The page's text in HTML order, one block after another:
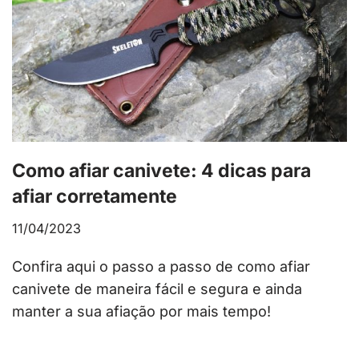
Como afiar canivete: 4 dicas para
afiar corretamente
11/04/2023
Confira aqui o passo a passo de como afiar
canivete de maneira fácil e segura e ainda
manter a sua afiação por mais tempo!